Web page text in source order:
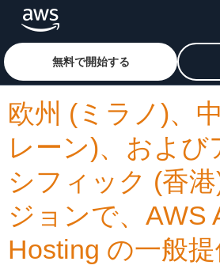
メインコンテンツに移動
アマゾン ウェブ サービスのホ
無料で開始する
欧州 (ミラノ)、
レーン)、および
シフィック (香
ジョンで、AWS
Hosting の一般